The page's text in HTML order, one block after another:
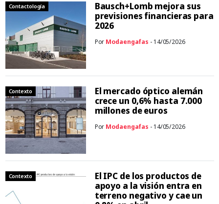
Contactología
Bausch+Lomb mejora sus
previsiones financieras para
2026
Por Modaengafas - 14/05/2026
Contexto
El mercado óptico alemán
crece un 0,6% hasta 7.000
millones de euros
Por Modaengafas - 14/05/2026
Contexto
El IPC de los productos de
apoyo a la visión entra en
terreno negativo y cae un